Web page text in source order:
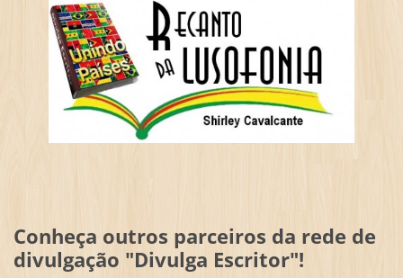
Conheça outros parceiros da rede de
divulgação "Divulga Escritor"!